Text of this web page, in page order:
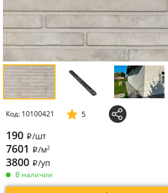
Код: 10100421 5
190 i/шт
7601 i/м2
3800 i/уп
В наличии